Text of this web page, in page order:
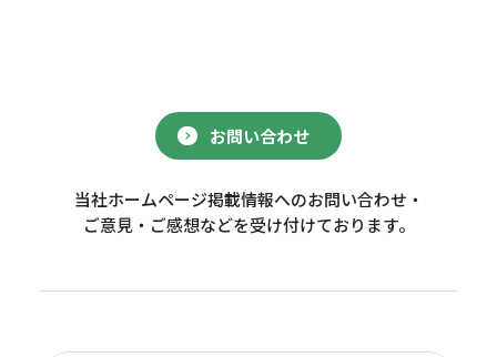
お問い合わせ
当社ホームページ掲載情報へのお問い合わせ・
ご意見・ご感想などを受け付けております。